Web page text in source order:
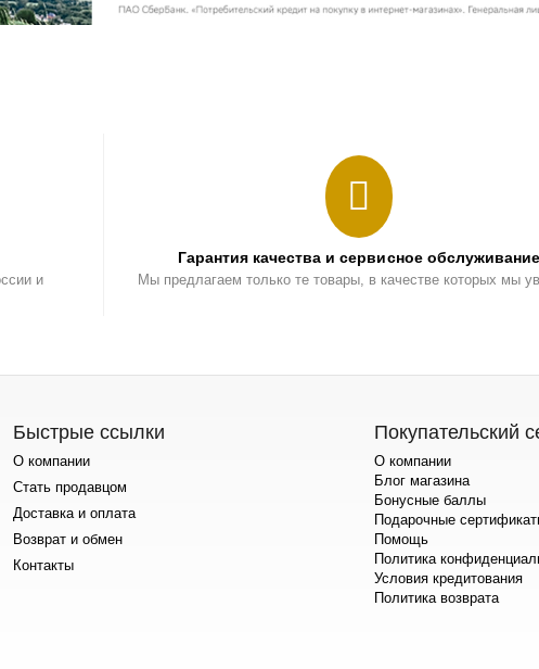
и
Гарантия качества и сервисное обслуживание
Мы предлагаем только те товары, в качестве которых мы
Быстрые ссылки
О компании
Стать продавцом
Доставка и оплата
Возврат и обмен
Контакты
Покупательский
О компании
Блог магазина
Бонусные баллы
Подарочные
Помощь
Политика
Условия кредитования
Политика возврата